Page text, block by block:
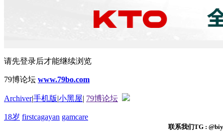
请先登录后才能继续浏览
79博论坛 www.79bo.com
Archiver|手机版|小黑屋| 79博论坛
18岁 firstcagayan gamcare
联系我们TG :